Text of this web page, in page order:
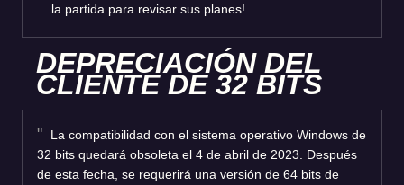
la partida para revisar sus planes!
DEPRECIACIÓN DEL
CLIENTE DE 32 BITS
La compatibilidad con el sistema operativo Windows de
32 bits quedará obsoleta el 4 de abril de 2023. Después
de esta fecha, se requerirá una versión de 64 bits de